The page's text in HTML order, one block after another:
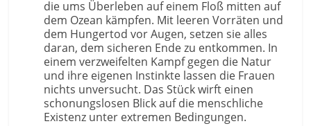
die ums Überleben auf einem Floß mitten auf
dem Ozean kämpfen. Mit leeren Vorräten und
dem Hungertod vor Augen, setzen sie alles
daran, dem sicheren Ende zu entkommen. In
einem verzweifelten Kampf gegen die Natur
und ihre eigenen Instinkte lassen die Frauen
nichts unversucht. Das Stück wirft einen
schonungslosen Blick auf die menschliche
Existenz unter extremen Bedingungen.